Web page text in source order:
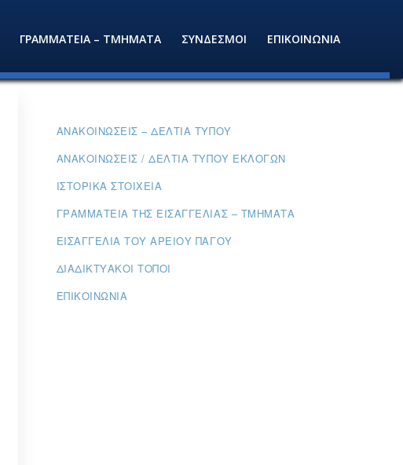
ΓΡΑΜΜΑΤΕΙΑ – ΤΜΗΜΑΤΑ ΣΥΝΔΕΣΜΟΙ ΕΠΙΚΟΙΝΩΝΙΑ
ΑΝΑΚΟΙΝΏΣΕΙΣ – ΔΕΛΤΊΑ ΤΎΠΟΥ
ΑΝΑΚΟΙΝΏΣΕΙΣ / ΔΕΛΤΊΑ ΤΎΠΟΥ ΕΚΛΟΓΏΝ
ΙΣΤΟΡΙΚΆ ΣΤΟΙΧΕΊΑ
ΓΡΑΜΜΑΤΕΊΑ ΤΗΣ ΕΙΣΑΓΓΕΛΊΑΣ – ΤΜΉΜΑΤΑ
ΕΙΣΑΓΓΕΛΊΑ ΤΟΥ ΑΡΕΊΟΥ ΠΆΓΟΥ
ΔΙΑΔΙΚΤΥΑΚΟΊ ΤΌΠΟΙ
ΕΠΙΚΟΙΝΩΝΊΑ